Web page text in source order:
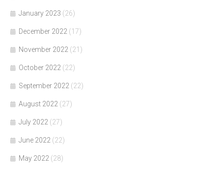
January 2023 (26)
December 2022 (17)
November 2022 (21)
October 2022 (22)
September 2022 (22)
August 2022 (27)
July 2022 (27)
June 2022 (22)
May 2022 (28)